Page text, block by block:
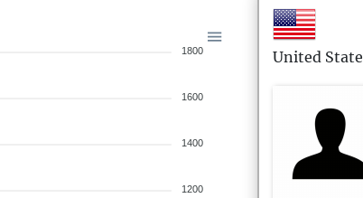
1800
1600
1400
1200
United